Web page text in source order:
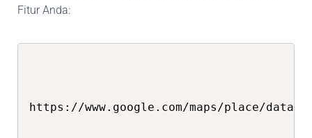
Fitur Anda:
https://www.google.com/maps/place/